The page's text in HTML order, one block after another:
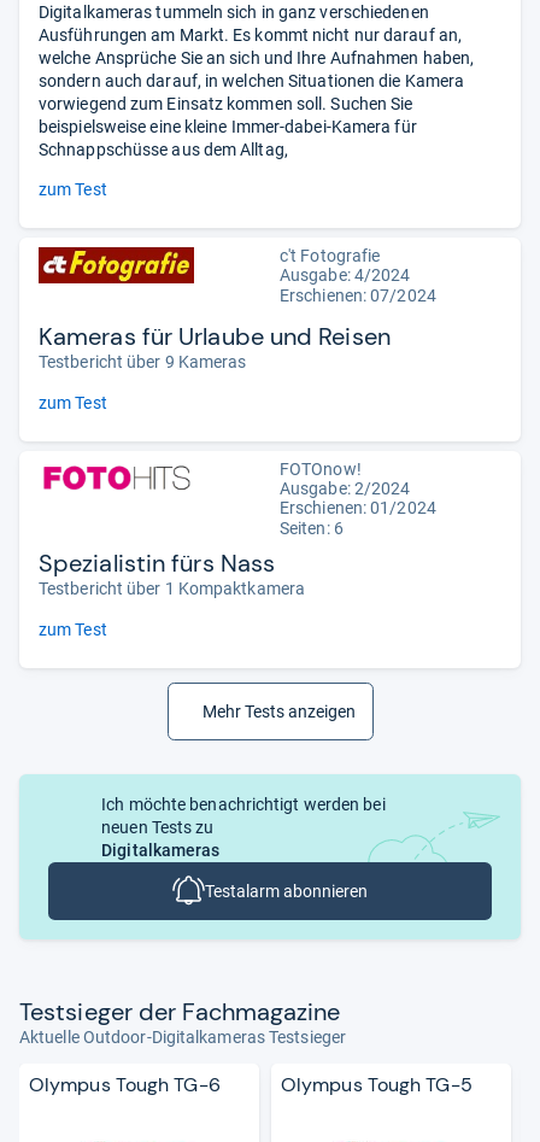
Digitalkameras tummeln sich in ganz verschiedenen
Ausführungen am Markt. Es kommt nicht nur darauf an,
welche Ansprüche Sie an sich und Ihre Aufnahmen haben,
sondern auch darauf, in welchen Situationen die Kamera
vorwiegend zum Einsatz kommen soll. Suchen Sie
beispielsweise eine kleine Immer-dabei-Kamera für
Schnappschüsse aus dem Alltag,
zum Test
c't Fotografie
Ausgabe: 4/2024
Erschienen: 07/2024
Kameras für Urlaube und Reisen
Testbericht über 9 Kameras
zum Test
FOTOnow!
Ausgabe: 2/2024
Erschienen: 01/2024
Seiten: 6
Spezialistin fürs Nass
Testbericht über 1 Kompaktkamera
zum Test
Mehr Tests anzeigen
Ich möchte benachrichtigt werden bei
neuen Tests zu
Digitalkameras
Testalarm abonnieren
Test­sie­ger der Fach­ma­ga­zine
Aktuelle Outdoor-Digitalkameras Testsieger
Olympus Tough TG-6 Olympus Tough TG-5